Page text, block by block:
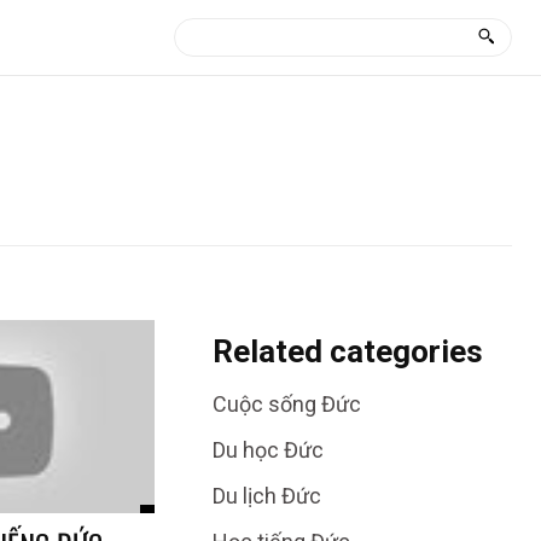
Related categories
Cuộc sống Đức
Du học Đức
Du lịch Đức